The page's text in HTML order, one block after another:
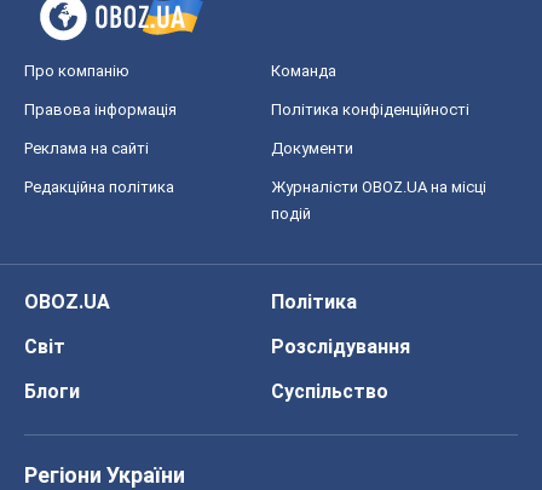
Про компанію Команда
Правова інформація Політика конфіденційності
Реклама на сайті Документи
Редакційна політика
Журналісти OBOZ.UA на місці
подій
OBOZ.UA
Політика
Світ
Розслідування
Блоги
Суспільство
Регіони України